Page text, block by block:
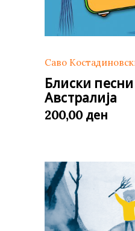
Саво
Блиски
Австралија
200,00 ден